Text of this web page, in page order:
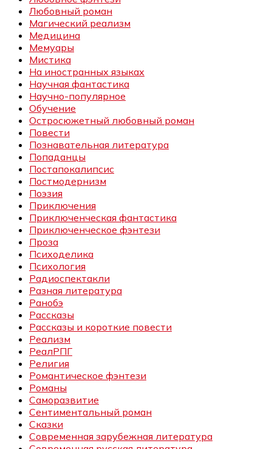
Любовный роман
Магический реализм
Медицина
Мемуары
Мистика
На иностранных языках
Научная фантастика
Научно-популярное
Обучение
Остросюжетный любовный роман
Повести
Познавательная литература
Попаданцы
Постапокалипсис
Постмодернизм
Поэзия
Приключения
Приключенческая фантастика
Приключенческое фэнтези
Проза
Психоделика
Психология
Радиоспектакли
Разная литература
Ранобэ
Рассказы
Рассказы и короткие повести
Реализм
РеалРПГ
Религия
Романтическое фэнтези
Романы
Саморазвитие
Сентиментальный роман
Сказки
Современная зарубежная литература